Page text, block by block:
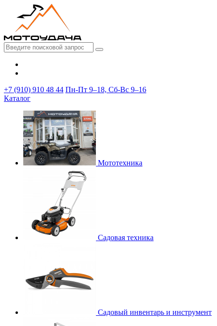
+7 (910) 910 48 44 Пн-Пт 9–18, Сб-Вс 9–16
Каталог
Мототехника
Садовая техника
Садовый инвентарь и инструмент